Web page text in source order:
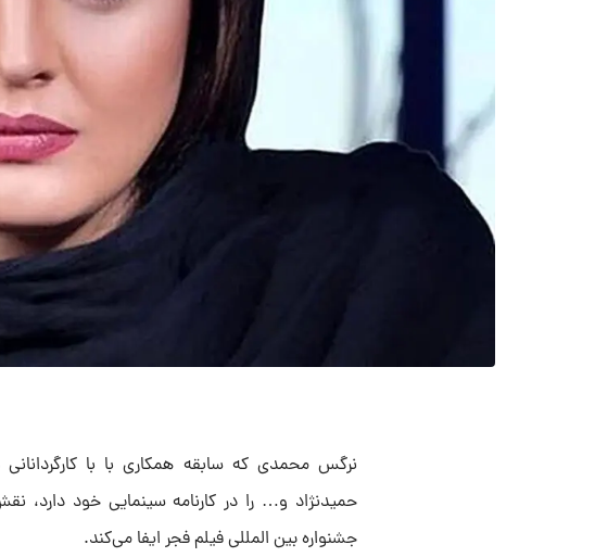
نرگس محمدی که سابقه همکاری با با
حمیدنژاد و… را در کارنامه سینمایی خود
جشنواره بین المللی فیلم فجر ایفا می‌کند.